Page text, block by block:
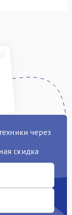
через
скидка